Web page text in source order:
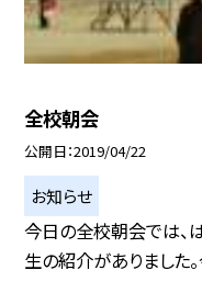
全校朝会
公開日 2019/04/22
お知らせ
今日の全校朝会では、
生の紹介がありました